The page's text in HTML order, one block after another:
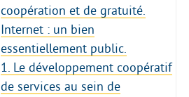
coopération et de gratuité.
Internet : un bien
essentiellement public.
1. Le développement coopératif
de services au sein de